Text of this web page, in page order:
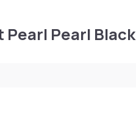
Pearl Pearl Black